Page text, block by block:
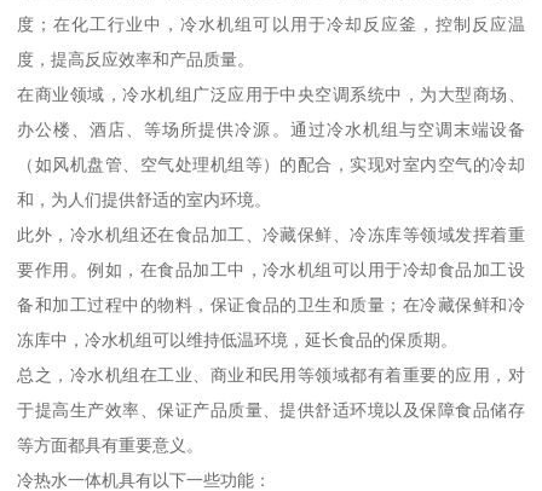
度；在化工行业中，冷水机组可以用于冷却反应釜，控制反应温
度，提高反应效率和产品质量。
在商业领域，冷水机组广泛应用于中央空调系统中，为大型商场、
办公楼、酒店、等场所提供冷源。通过冷水机组与空调末端设备
（如风机盘管、空气处理机组等）的配合，实现对室内空气的冷却
和，为人们提供舒适的室内环境。
此外，冷水机组还在食品加工、冷藏保鲜、冷冻库等领域发挥着重
要作用。例如，在食品加工中，冷水机组可以用于冷却食品加工设
备和加工过程中的物料，保证食品的卫生和质量；在冷藏保鲜和冷
冻库中，冷水机组可以维持低温环境，延长食品的保质期。
总之，冷水机组在工业、商业和民用等领域都有着重要的应用，对
于提高生产效率、保证产品质量、提供舒适环境以及保障食品储存
等方面都具有重要意义。
冷热水一体机具有以下一些功能：